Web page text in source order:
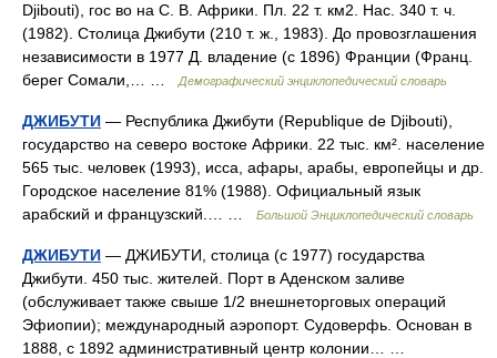
Djibouti), гос во на С. В. Африки. Пл. 22 т. км2. Нас. 340 т. ч.
(1982). Столица Джибути (210 т. ж., 1983). До провозглашения
независимости в 1977 Д. владение (с 1896) Франции (Франц.
берег Сомали,… …
Демографический энциклопедический словарь
ДЖИБУТИ — Республика Джибути (Republique de Djibouti),
государство на северо востоке Африки. 22 тыс. км². население
565 тыс. человек (1993), исса, афары, арабы, европейцы и др.
Городское население 81% (1988). Официальный язык
арабский и французский.… …
Большой Энциклопедический словарь
ДЖИБУТИ — ДЖИБУТИ, столица (с 1977) государства
Джибути. 450 тыс. жителей. Порт в Аденском заливе
(обслуживает также свыше 1/2 внешнеторговых операций
Эфиопии); международный аэропорт. Судоверфь. Основан в
1888, с 1892 административный центр колонии… …